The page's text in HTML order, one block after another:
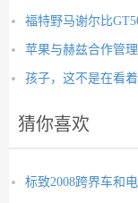
福特野马谢尔比
苹果与赫兹合作管
孩子，这不是在看
猜你喜欢
标致2008跨界车和